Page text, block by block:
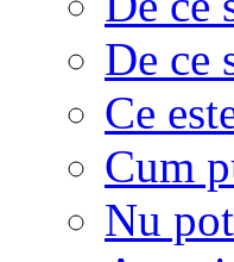
De ce
Ce
Cum
Nu